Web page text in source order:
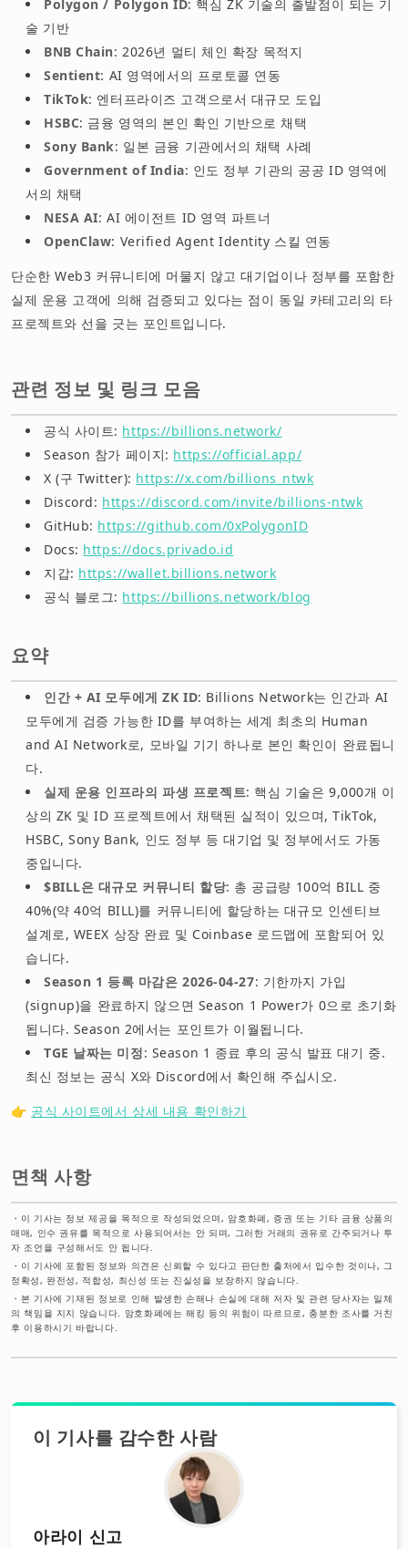
Polygon / Polygon ID: 핵심 ZK 기술의 출발점이 되는 기
술 기반
BNB Chain: 2026년 멀티 체인 확장 목적지
Sentient: AI 영역에서의 프로토콜 연동
TikTok: 엔터프라이즈 고객으로서 대규모 도입
HSBC: 금융 영역의 본인 확인 기반으로 채택
Sony Bank: 일본 금융 기관에서의 채택 사례
Government of India: 인도 정부 기관의 공공 ID 영역에
서의 채택
NESA AI: AI 에이전트 ID 영역 파트너
OpenClaw: Verified Agent Identity 스킬 연동
단순한 Web3 커뮤니티에 머물지 않고 대기업이나 정부를 포함한
실제 운용 고객에 의해 검증되고 있다는 점이 동일 카테고리의 타
프로젝트와 선을 긋는 포인트입니다.
관련 정보 및 링크 모음
공식 사이트: https://billions.network/
Season 참가 페이지: https://official.app/
X (구 Twitter): https://x.com/billions_ntwk
Discord: https://discord.com/invite/billions-ntwk
GitHub: https://github.com/0xPolygonID
Docs: https://docs.privado.id
지갑: https://wallet.billions.network
공식 블로그: https://billions.network/blog
요약
인간 + AI 모두에게 ZK ID: Billions Network는 인간과 AI
모두에게 검증 가능한 ID를 부여하는 세계 최초의 Human
and AI Network로, 모바일 기기 하나로 본인 확인이 완료됩니
다.
실제 운용 인프라의 파생 프로젝트: 핵심 기술은 9,000개 이
상의 ZK 및 ID 프로젝트에서 채택된 실적이 있으며, TikTok,
HSBC, Sony Bank, 인도 정부 등 대기업 및 정부에서도 가동
중입니다.
$BILL은 대규모 커뮤니티 할당: 총 공급량 100억 BILL 중
40%(약 40억 BILL)를 커뮤니티에 할당하는 대규모 인센티브
설계로, WEEX 상장 완료 및 Coinbase 로드맵에 포함되어 있
습니다.
Season 1 등록 마감은 2026-04-27: 기한까지 가입
(signup)을 완료하지 않으면 Season 1 Power가 0으로 초기화
됩니다. Season 2에서는 포인트가 이월됩니다.
TGE 날짜는 미정: Season 1 종료 후의 공식 발표 대기 중.
최신 정보는 공식 X와 Discord에서 확인해 주십시오.
👉 공식 사이트에서 상세 내용 확인하기
면책 사항
・ 이 기사는 정보 제공을 목적으로 작성되었으며, 암호화폐, 증권 또는 기타 금융 상품의
매매, 인수 권유를 목적으로 사용되어서는 안 되며, 그러한 거래의 권유로 간주되거나 투
자 조언을 구성해서도 안 됩니다.
・ 이 기사에 포함된 정보와 의견은 신뢰할 수 있다고 판단한 출처에서 입수한 것이나, 그
정확성, 완전성, 적합성, 최신성 또는 진실성을 보장하지 않습니다.
・ 본 기사에 기재된 정보로 인해 발생한 손해나 손실에 대해 저자 및 관련 당사자는 일체
의 책임을 지지 않습니다. 암호화폐에는 해킹 등의 위험이 따르므로, 충분한 조사를 거친
후 이용하시기 바랍니다.
이 기사를 감수한 사람
아라이 신고